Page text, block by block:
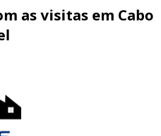
nas fábricas e
para
e equipamentos
renovável:
eólicos, cabos de
geradores às
as visitas em Cabo